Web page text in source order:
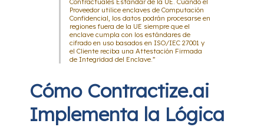
Proveedor utilice enclaves de Computación
Confidencial, los datos podrán procesarse en
regiones fuera de la UE siempre que el
enclave cumpla con los estándares de
cifrado en uso basados en ISO/IEC 27001 y
el Cliente reciba una Attestación Firmada
de Integridad del Enclave.”
Cómo Contractize.ai
Implementa la Lógica